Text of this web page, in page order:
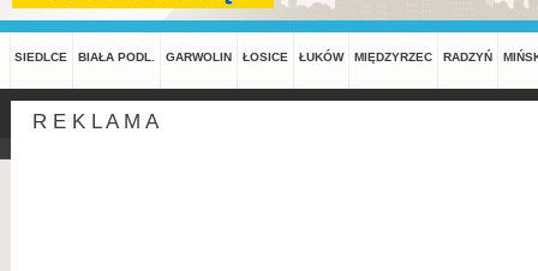
SIEDLCE BIAŁA PODL. GARWOLIN ŁOSICE ŁUKÓW MIĘDZYRZEC RADZYŃ
R E K L A M A